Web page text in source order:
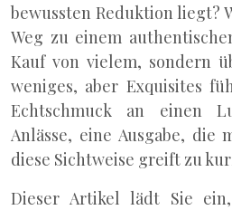
bewussten Reduktion liegt?
Weg zu einem
Kauf von vielem, sondern
weniges, aber Exquisites
Echtschmuck an einen
Anlässe, eine Ausgabe, die
diese Sichtweise greift zu
Dieser Artikel lädt Sie